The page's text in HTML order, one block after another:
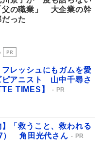
父の職業」 大企業の幹
だった
レッシュにもガムを愛
ピアニスト 山中千尋さ
TIMES】
PR
】「救うこと、救われる
） 角田光代さん
PR